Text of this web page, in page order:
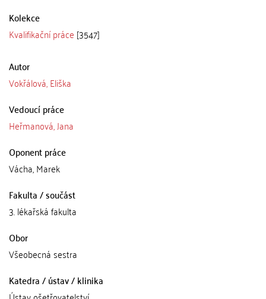
Kolekce
Kvalifikační práce [3547]
Autor
Vokřálová, Eliška
Vedoucí práce
Heřmanová, Jana
Oponent práce
Vácha, Marek
Fakulta / součást
3. lékařská fakulta
Obor
Všeobecná sestra
Katedra / ústav / klinika